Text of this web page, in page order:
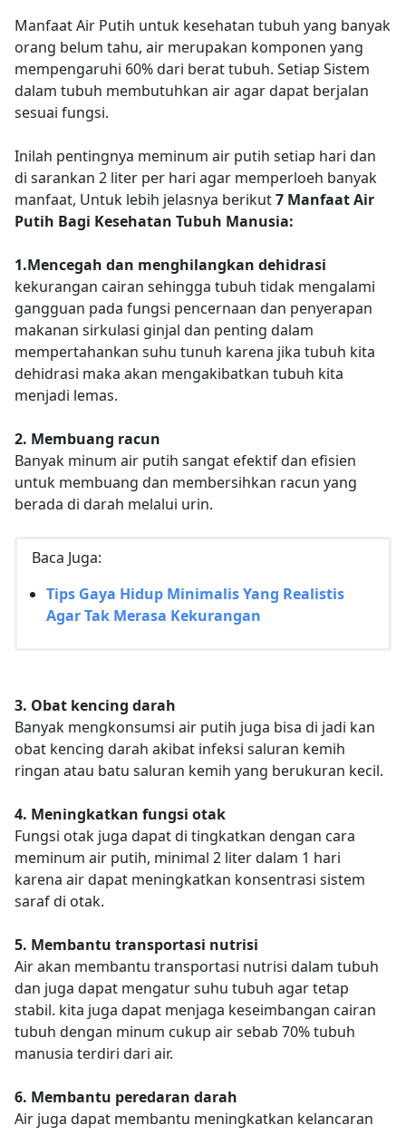
Manfaat Air Putih untuk kesehatan tubuh yang banyak
orang belum tahu, air merupakan komponen yang
mempengaruhi 60% dari berat tubuh. Setiap Sistem
dalam tubuh membutuhkan air agar dapat berjalan
sesuai fungsi.
Inilah pentingnya meminum air putih setiap hari dan
di sarankan 2 liter per hari agar memperloeh banyak
manfaat, Untuk lebih jelasnya berikut7 Manfaat Air
Putih Bagi Kesehatan Tubuh Manusia:
1.Mencegah dan menghilangkan dehidrasi
kekurangan cairan sehingga tubuh tidak mengalami
gangguan pada fungsi pencernaan dan penyerapan
makanan sirkulasi ginjal dan penting dalam
mempertahankan suhu tunuh karena jika tubuh kita
dehidrasi maka akan mengakibatkan tubuh kita
menjadi lemas.
2. Membuang racun
Banyak minum air putih sangat efektif dan efisien
untuk membuang dan membersihkan racun yang
berada di darah melalui urin.
Baca Juga:
Tips Gaya Hidup Minimalis Yang Realistis
Agar Tak Merasa Kekurangan
3. Obat kencing darah
Banyak mengkonsumsi air putih juga bisa di jadi kan
obat kencing darah akibat infeksi saluran kemih
ringan atau batu saluran kemih yang berukuran kecil.
4. Meningkatkan fungsi otak
Fungsi otak juga dapat di tingkatkan dengan cara
meminum air putih, minimal 2 liter dalam 1 hari
karena air dapat meningkatkan konsentrasi sistem
saraf di otak.
5. Membantu transportasi nutrisi
Air akan membantu transportasi nutrisi dalam tubuh
dan juga dapat mengatur suhu tubuh agar tetap
stabil. kita juga dapat menjaga keseimbangan cairan
tubuh dengan minum cukup air sebab 70% tubuh
manusia terdiri dari air.
6. Membantu peredaran darah
Air juga dapat membantu meningkatkan kelancaran